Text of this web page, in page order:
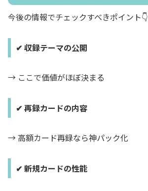
今後の情報でチェックすべきポイント👇
✔ 収録テーマの公開
→ ここで価値がほぼ決まる
✔ 再録カードの内容
→ 高額カード再録なら神パック化
✔ 新規カードの性能